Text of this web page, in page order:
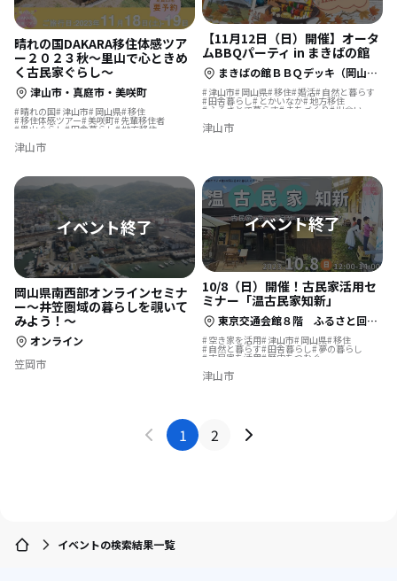
晴れの国DAKARA移住体感ツア
ー２０２３秋～里山で心ときめ
く古民家ぐらし～
津山市・真庭市・美咲町
晴れの国 津山市 岡山県 移住
移住体感ツアー 美咲町 先輩移住者
里山ぐらし 田舎暮らし 地方移住
津山市
【11月12日（日）開催】オータ
ムBBQパーティ in まきばの館
まきばの館ＢＢＱデッキ（岡山県久米郡美咲町北２２７２）
津山市 岡山県 移住 婚活 自然と暮らす
田舎暮らし とかいなか 地方移住
ふるさとで暮らす まちづくり 出会い
バーベキュー
津山市
岡山県南西部オンラインセミナ
ー～井笠圏域の暮らしを覗いて
みよう！～
オンライン
笠岡市
10/8（日）開催！古民家活用セ
ミナー「温古民家知新」
東京交通会館８階 ふるさと回帰支援センター
空き家を活用 津山市 岡山県 移住
自然と暮らす 田舎暮らし 夢の暮らし
古民家を活用 歴史をつむぐ
津山市
1 2
イベントの検索結果一覧